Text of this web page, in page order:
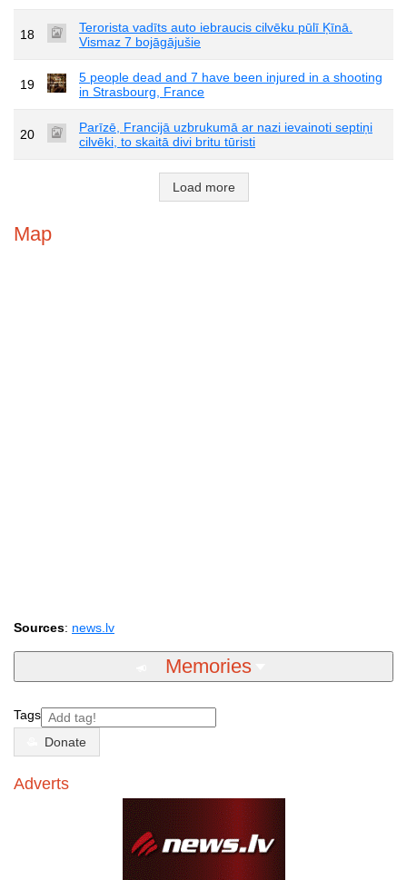
18
Terorista vadīts auto iebraucis cilvēku pūlī Ķīnā.
Vismaz 7 bojāgājušie
19
5 people dead and 7 have been injured in a shooting
in Strasbourg, France
20
Parīzē, Francijā uzbrukumā ar nazi ievainoti septiņi
cilvēki, to skaitā divi britu tūristi
Load more
Map
Sources: news.lv
Memories
Tags
Donate
Adverts